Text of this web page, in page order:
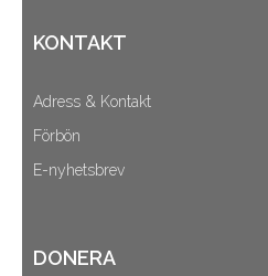
KONTAKT
Adress & Kontakt
Förbön
E-nyhetsbrev
DONERA